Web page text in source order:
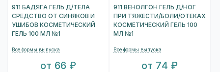
911 БАДЯГА ГЕЛЬ Д/ТЕЛА
СРЕДСТВО ОТ СИНЯКОВ И
УШИБОВ КОСМЕТИЧЕСКИЙ
ГЕЛЬ 100 МЛ №1
Все формы выпуска
от 66 ₽
911 ВЕНОЛГОН ГЕЛЬ Д/НОГ
ПРИ ТЯЖЕСТИ/БОЛИ/ОТЕКАХ
КОСМЕТИЧЕСКИЙ ГЕЛЬ 100
МЛ №1
Все формы выпуска
от 74 ₽